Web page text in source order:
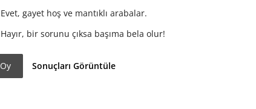
Evet, gayet hoş ve mantıklı arabalar.
Hayır, bir sorunu çıksa başıma bela olur!
Oy Sonuçları Görüntüle